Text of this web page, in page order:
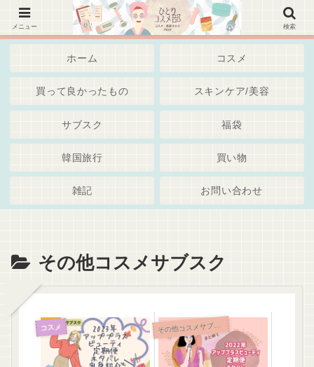
韓国コスメ、美容スキンケア・通販・Iherb・サブスク～綺麗でいたいアラサーアラフォー世代・
独身女子 ブログ
ホーム コスメ
買って良かったもの スキンケア/美容
サブスク 福袋
韓国旅行 買い物
雑記 お問い合わせ
その他コスメサブスク
コスメ そ
の他コスメサブスク
メニュー 検索